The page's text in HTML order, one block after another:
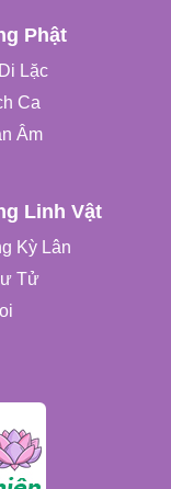
Phật
Lặc
Ca
Âm
Linh Vật
Kỳ Lân
Tử